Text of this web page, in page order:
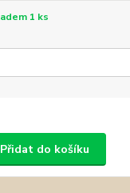
1 ks
Přidat do košíku